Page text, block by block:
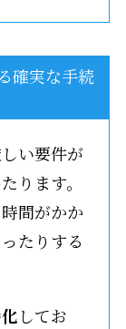
確実な手続
い要件が
ります。
間がかか
たりする
してお